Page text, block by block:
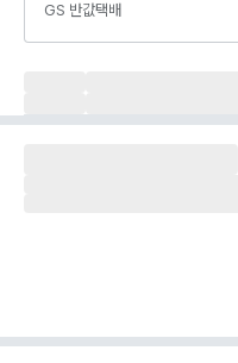
GS 반값택배